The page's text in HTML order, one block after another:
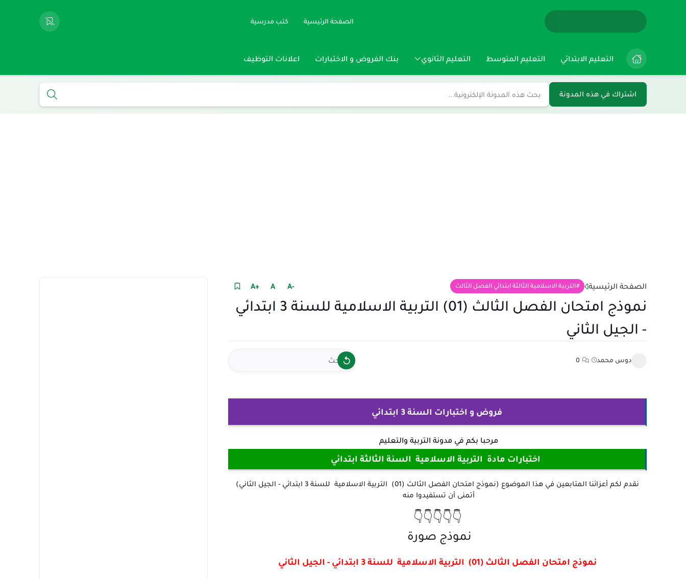
الصفحة الرئيسية كتب مدرسية
التعليم الابتدائي التعليم المتوسط التعليم الثانوي بنك الفروض و الاختبارات اعلانات التوظيف
اشتراك في هذه المدونة
الصفحة الرئيسية التربية الاسلامية الثالثة ابتدائي الفصل الثالث +A A -A
نموذج امتحان الفصل الثالث (01) التربية الاسلامية للسنة 3 ابتدائي
- الجيل الثاني
دوس محمد 0
فروض و اختبارات السنة 3 ابتدائي
مرحبا بكم في مدونة التربية والتعليم
اختبارات مادة التربية الاسلامية السنة الثالثة ابتدائي
نقدم لكم أعزائنا المتابعين في هذا الموضوع (نموذج امتحان الفصل الثالث (01) التربية الاسلامية للسنة 3 ابتدائي - الجيل الثاني)
أتمنى أن تستفيدوا منه
👇👇👇👇👇
نموذج صورة
نموذج امتحان الفصل الثالث (01) التربية الاسلامية للسنة 3 ابتدائي - الجيل الثاني